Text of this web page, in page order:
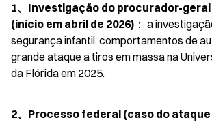
1、Investigação do procurador-
(início em abril de 2026) ： a
segurança infantil, comportamentos de
grande ataque a tiros em massa na
da Flórida em 2025.
2、Processo federal (caso do